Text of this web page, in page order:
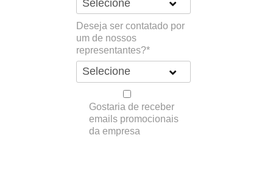
Deseja ser contatado por
um de nossos
representantes?*
Gostaria de receber
emails promocionais
da empresa